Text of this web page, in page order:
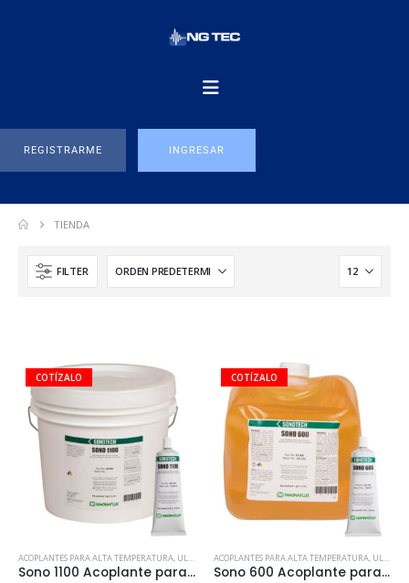
REGISTRARME INGRESAR
TIENDA
FILTER
ACOPLANTES PARA ALTA TEMPERATURA, ULTRASONIDO
Sono 1100 Acoplante para UT de Altas Temperaturas
ACOPLANTES PARA ALTA TEMPERATURA, ULTRASONIDO
Sono 600 Acoplante para UT de Alta Temperatura